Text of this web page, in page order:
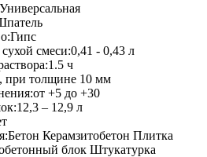
Универсальная
Гипс
смеси:0,41 - 0,43 л
1.5 ч
при толщине 10 мм
от +5 до +30
12,3 – 12,9 л
Бетон Керамзитобетон Плитка
блок Штукатурка